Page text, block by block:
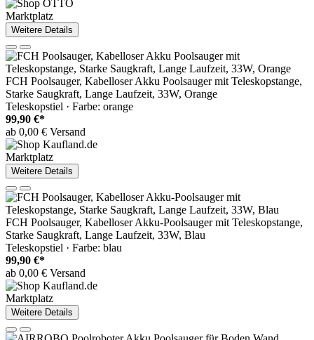
Marktplatz
Weitere Details
FCH Poolsauger, Kabelloser Akku Poolsauger mit Teleskopstange,
Starke Saugkraft, Lange Laufzeit, 33W, Orange
Teleskopstiel · Farbe: orange
99,90 €*
ab 0,00 € Versand
Marktplatz
Weitere Details
FCH Poolsauger, Kabelloser Akku-Poolsauger mit Teleskopstange,
Starke Saugkraft, Lange Laufzeit, 33W, Blau
Teleskopstiel · Farbe: blau
99,90 €*
ab 0,00 € Versand
Marktplatz
Weitere Details